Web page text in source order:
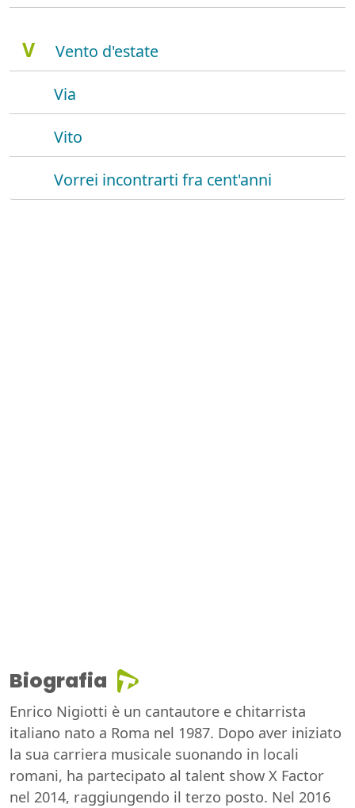
V
Vento d'estate
Via
Vito
Vorrei incontrarti fra cent'anni
Biografia
Enrico Nigiotti è un cantautore e chitarrista
italiano nato a Roma nel 1987. Dopo aver iniziato
la sua carriera musicale suonando in locali
romani, ha partecipato al talent show X Factor
nel 2014, raggiungendo il terzo posto. Nel 2016